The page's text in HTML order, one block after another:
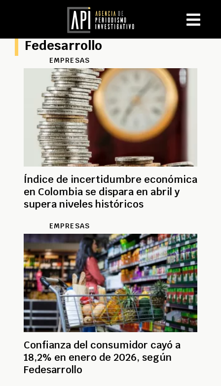
Fedesarrollo
EMPRESAS
Índice de incertidumbre económica
en Colombia se dispara en abril y
supera niveles históricos
EMPRESAS
Confianza del consumidor cayó a
18,2% en enero de 2026, según
Fedesarrollo